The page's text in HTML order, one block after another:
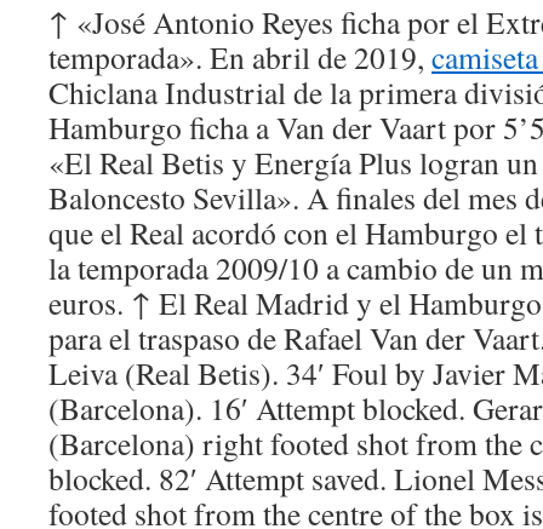
↑ «José Antonio Reyes ficha por el
temporada». En abril de 2019,
Chiclana Industrial de la primera
Hamburgo ficha a Van der Vaart por
«El Real Betis y Energía Plus logran
Baloncesto Sevilla». A finales del mes
que el Real acordó con el Hamburgo el
la temporada 2009/10 a cambio de un
euros. ↑ El Real Madrid y el
para el traspaso de Rafael Van der
Leiva (Real Betis). 34′ Foul by Javier
(Barcelona). 16′ Attempt blocked.
(Barcelona) right footed shot from the
blocked. 82′ Attempt saved. Lionel
footed shot from the centre of the box